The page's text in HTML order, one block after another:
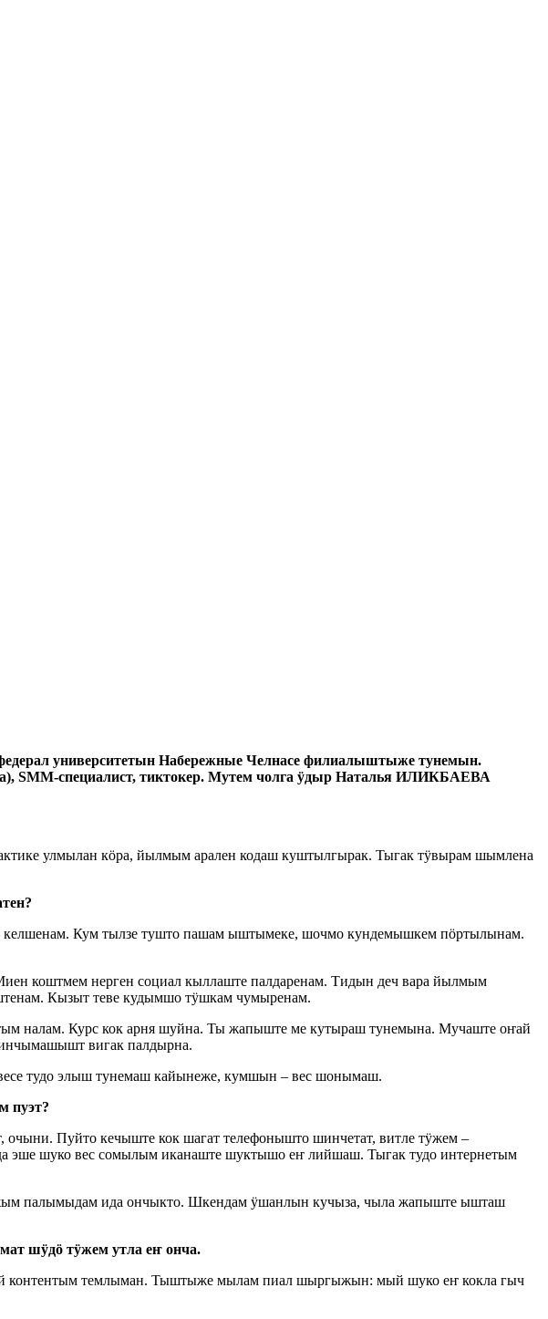
университетын Набережные Челнасе филиалыштыже тунемын.
SММ-специалист, тиктокер. Мутем чолга ӱдыр Наталья ИЛИКБАЕВА
улмылан кӧра, йылмым арален кодаш куштылгырак. Тыгак тӱвырам шымлена
Кум тылзе тушто пашам ыштымеке, шочмо кундемышкем пӧртылынам.
коштмем нерген социал кыллаште палдаренам. Тидын деч вара йылмым
Кызыт теве кудымшо тӱшкам чумыренам.
налам. Курс кок арня шуйна. Ты жапыште ме кутыраш тунемына. Мучаште оҥай
вигак палдырна.
тудо элыш тунемаш кайынеже, кумшын – вес шонымаш.
пуэт?
Пуйто кечыште кок шагат телефонышто шинчетат, витле тӱжем –
эше шуко вес сомылым иканаште шуктышо еҥ лийшаш. Тыгак тудо интернетым
палымыдам ида ончыкто. Шкендам ӱшанлын кучыза, чыла жапыште ышташ
шӱдӧ тӱжем утла еҥ онча.
темлыман. Тыштыже мылам пиал шыргыжын: мый шуко еҥ кокла гыч